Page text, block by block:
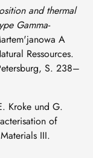
and thermal
Gamma-
A
Ressources.
S. 238–
Kroke und G.
of
III.